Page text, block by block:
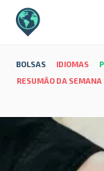
BOLSAS IDIOMAS
RESUMÃO DA SEMANA